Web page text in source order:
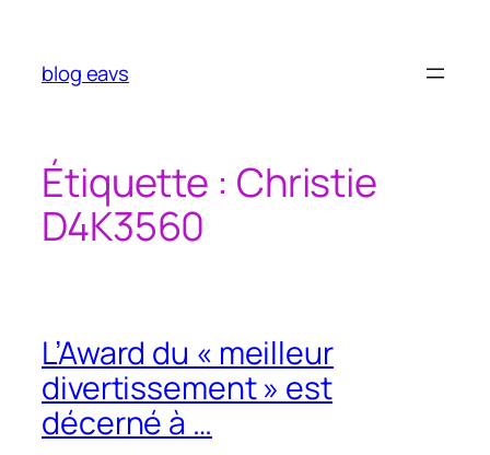
contenu
blog eavs
Étiquette : Christie
D4K3560
L’Award du « meilleur
divertissement » est
décerné à …